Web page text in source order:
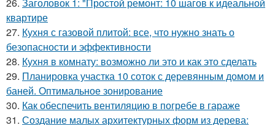
квартире
27. Кухня с газовой плитой: все, что нужно знать о
безопасности и эффективности
28. Кухня в комнату: возможно ли это и как это сделать
29. Планировка участка 10 соток с деревянным домом и
баней. Оптимальное зонирование
30. Как обеспечить вентиляцию в погребе в гараже
31. Создание малых архитектурных форм из дерева: